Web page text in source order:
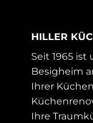
HILLER
Seit 1965 ist
Besigheim
Ihrer
Ihre